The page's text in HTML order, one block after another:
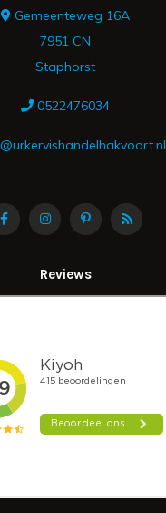
Gemeenteweg 16A
7951 CN
Staphorst
0522476034
Reviews